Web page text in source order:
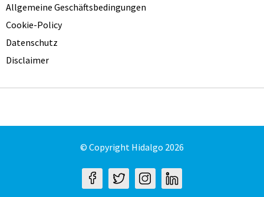
Allgemeine Geschäftsbedingungen
Cookie-Policy
Datenschutz
Disclaimer
© Copyright Hidalgo 2026